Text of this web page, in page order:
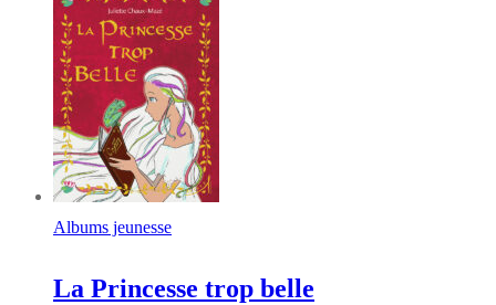
Albums jeunesse
La Princesse trop belle